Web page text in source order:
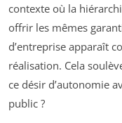
contexte où la
offrir les mêmes
d’entreprise apparaît
réalisation. Cela
ce désir d’autonomie
public ?